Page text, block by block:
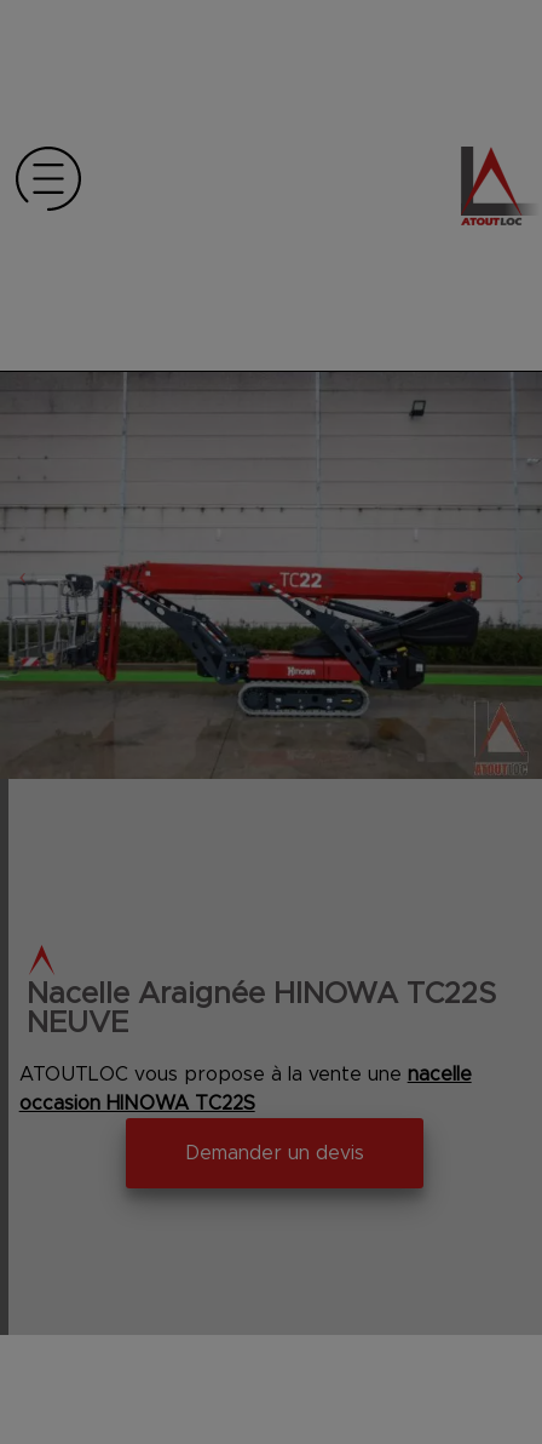
‹ ›
Nacelle Araignée HINOWA TC22S
NEUVE
ATOUTLOC vous propose à la vente une nacelle
occasion HINOWA TC22S
Demander un devis